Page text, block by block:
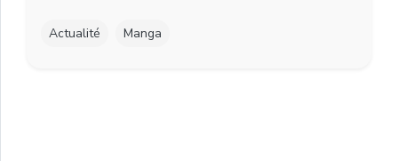
Actualité Manga